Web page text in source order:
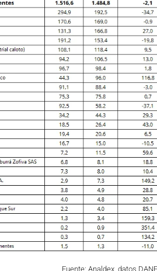
Fuente: Analdex, datos DANE